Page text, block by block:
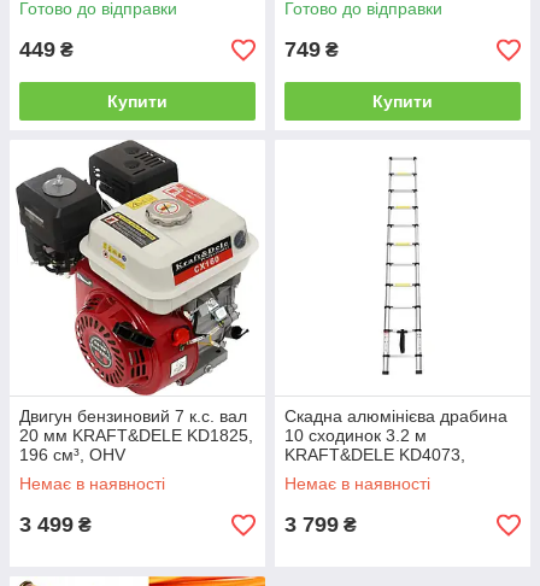
Готово до відправки
449 ₴
Купити
Готово до відправки
749 ₴
Купити
Двигун бензиновий 7 к.с. вал
20 мм KRAFT&DELE KD1825,
196 см³, OHV
Немає в наявності
3 499 ₴
Скадна алюмінієва драбина
10 сходинок 3.2 м
KRAFT&DELE KD4073,
одностороння, до 150 кг
Немає в наявності
3 799 ₴